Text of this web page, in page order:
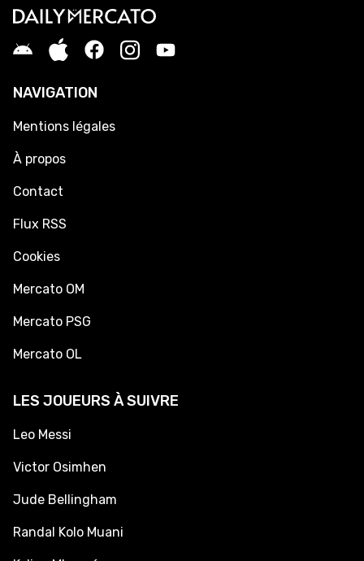
NAVIGATION
Mentions légales
À propos
Contact
Flux RSS
Cookies
Mercato OM
Mercato PSG
Mercato OL
LES JOUEURS À SUIVRE
Leo Messi
Victor Osimhen
Jude Bellingham
Randal Kolo Muani